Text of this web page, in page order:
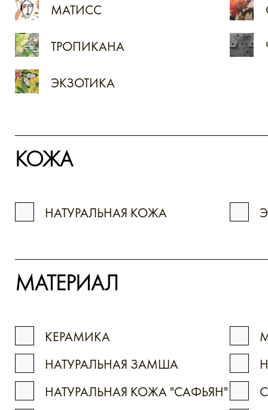
МАТИСС
ТРОПИКАНА
ЭКЗОТИКА
КОЖА
НАТУРАЛЬНАЯ КОЖА
МАТЕРИАЛ
КЕРАМИКА
НАТУРАЛЬНАЯ ЗАМША
НАТУРАЛЬНАЯ КОЖА "САФЬЯН"